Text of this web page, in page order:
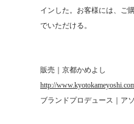
インした。お客様には、ご
でいただける。
販売｜京都かめよし
http://
ブランドプロデュース｜ア